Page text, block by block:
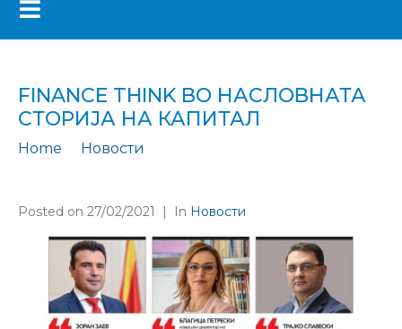
FINANCE THINK ВО НАСЛОВНАТА
СТОРИЈА НА КАПИТАЛ
Home
Новости
Posted on 27/02/2021 In Новости